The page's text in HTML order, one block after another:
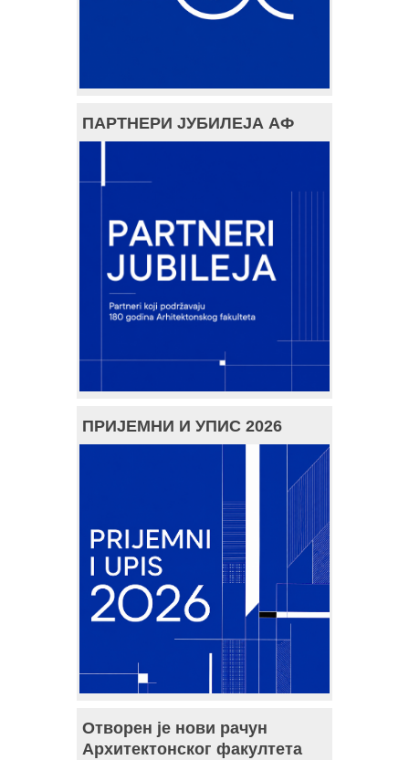
ПАРТНЕРИ ЈУБИЛЕЈА АФ
ПРИЈЕМНИ И УПИС 2026
Отворен је нови рачун
Архитектонског факултета